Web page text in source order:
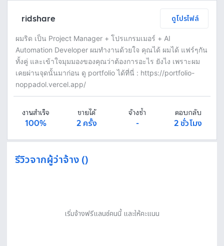
ridshare ดูโปรไฟล์
ผมริด เป็น Project Manager + โปรแกรมเมอร์ + AI
Automation Developer ผมทำงานด้วยใจ คุณได้ ผมได้ แฟร์ๆกัน
ทั้งคู่ และเข้าใจมุมมองของคุณว่าต้องการอะไร ยังไง เพราะผม
เคยผ่านจุดนั้นมาก่อน ดู portfolio ได้ที่นี่ : https://portfolio-
noppadol.vercel.app/
งานสำเร็จ
100%
ขายได้
2 ครั้ง
จ้างซ้ำ
-
ตอบกลับ
2 ชั่วโมง
รีวิวจากผู้ว่าจ้าง ()
เริ่มจ้างฟรีแลนซ์คนนี้ และให้คะแนน